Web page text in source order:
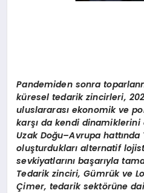
Pandemiden sonra
küresel tedarik zincirleri,
uluslararası ekonomik ve
karşı da kendi dinamiklerini
Uzak Doğu–Avrupa
oluşturdukları alternatif
sevkiyatlarını başarıyla
Tedarik zinciri, Gümrük ve
Çimer, tedarik sektörüne